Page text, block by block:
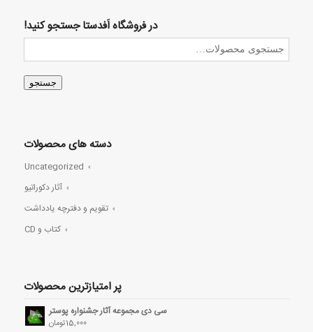
در فروشگاه اَفدستا جستجو کنید!
جستجو
دسته های محصولات
Uncategorized
آثار دکوراتیو
تقویم و دفترچه یادداشت
کتاب و CD
پر امتیازترین محصولات
سی دی مجموعه آثار جشنواره پوستر
15,000تومان